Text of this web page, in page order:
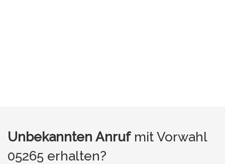
Unbekannten Anrufmit Vorwahl
05265 erhalten?